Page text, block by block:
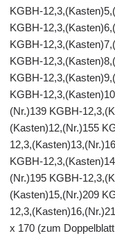
KGBH-
KGBH-
KGBH-
KGBH-
KGBH-
KGBH-
(Nr.)139 KGBH-
(Kasten)12,(Nr.)155
KGBH-
(Nr.)195 KGBH-
(Kasten)15,(Nr.)209
x 170 (zum